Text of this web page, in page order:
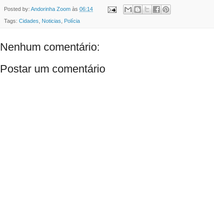
Posted by: Andorinha Zoom às 06:14
Tags: Cidades Noticias Polícia
Nenhum comentário:
Postar um comentário